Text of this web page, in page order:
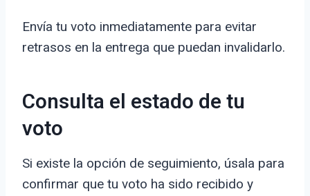
Envía tu voto inmediatamente para evitar
retrasos en la entrega que puedan invalidarlo.
Consulta el estado de tu
voto
Si existe la opción de seguimiento, úsala para
confirmar que tu voto ha sido recibido y